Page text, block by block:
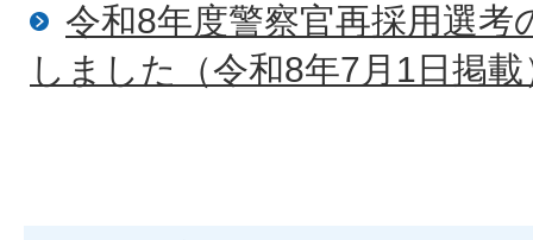
令和8年度警察官再採用選考
しました（令和8年7月1日掲載